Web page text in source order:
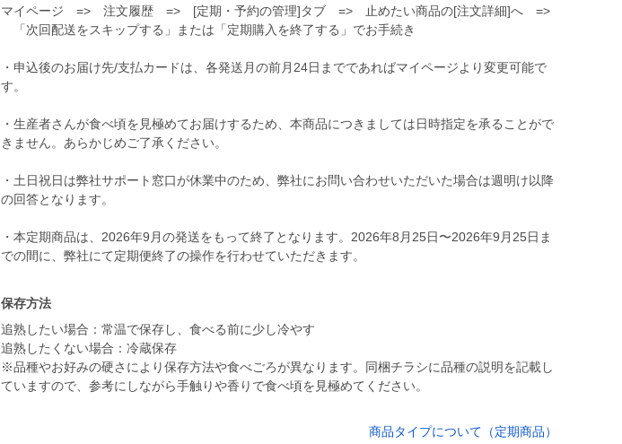
マイページ => 注文履歴 => [定期・予約の管理]タブ => 止めたい商品の[注文詳細]へ =>
「次回配送をスキップする」または「定期購入を終了する」でお手続き
・申込後のお届け先/支払カードは、各発送月の前月24日までであればマイページより変更可能で
す。
・生産者さんが食べ頃を見極めてお届けするため、本商品につきましては日時指定を承ることがで
きません。あらかじめご了承ください。
・土日祝日は弊社サポート窓口が休業中のため、弊社にお問い合わせいただいた場合は週明け以降
の回答となります。
・本定期商品は、2026年9月の発送をもって終了となります。2026年8月25日〜2026年9月25日ま
保存方法
追熟したい場合：常温で保存し、食べる前に少し冷やす
追熟したくない場合：冷蔵保存
※品種やお好みの硬さにより保存方法や食べごろが異なります。同梱チラシに品種の説明を記載し
ていますので、参考にしながら手触りや香りで食べ頃を見極めてください。
商品タイプについて（定期商品）